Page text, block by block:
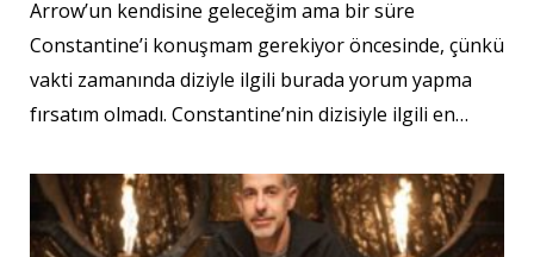
Arrow’un kendisine geleceğim ama bir süre
Constantine’i konuşmam gerekiyor öncesinde, çünkü
vakti zamanında diziyle ilgili burada yorum yapma
fırsatım olmadı. Constantine’nin dizisiyle ilgili en…